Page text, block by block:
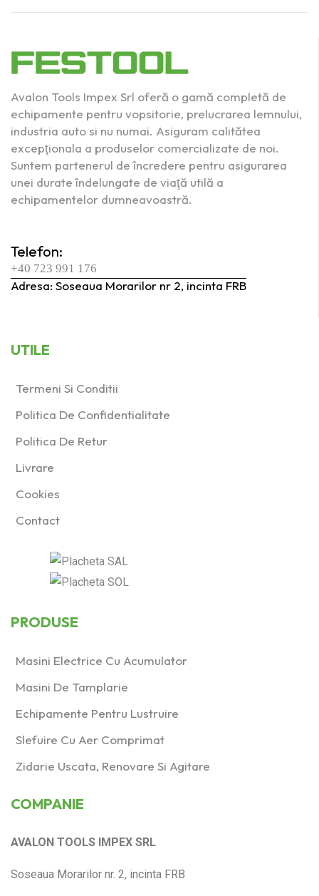
Avalon Tools Impex Srl oferă o gamă completă de
echipamente pentru vopsitorie, prelucrarea lemnului,
industria auto si nu numai. Asiguram calitătea
excepţionala a produselor comercializate de noi.
Suntem partenerul de încredere pentru asigurarea
unei durate îndelungate de viaţă utilă a
echipamentelor dumneavoastră.
Telefon:
+40 723 991 176
Adresa: Soseaua Morarilor nr 2, incinta FRB
UTILE
Termeni Si Conditii
Politica De Confidentialitate
Politica De Retur
Livrare
Cookies
Contact
PRODUSE
Masini Electrice Cu Acumulator
Masini De Tamplarie
Echipamente Pentru Lustruire
Slefuire Cu Aer Comprimat
Zidarie Uscata, Renovare Si Agitare
COMPANIE
AVALON TOOLS IMPEX SRL
Soseaua Morarilor nr. 2, incinta FRB